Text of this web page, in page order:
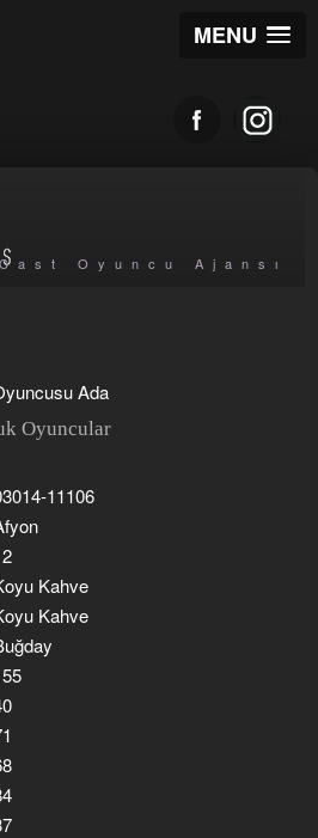
MENU
Oyuncu Ajansı
Oyuncular
11106
Kahve
Kahve